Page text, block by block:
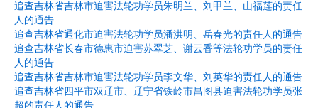
追查吉林省吉林市迫害法轮功学员朱明兰、刘甲兰、山福莲的责任
人的通告
追查吉林省通化市迫害法轮功学员潘洪明、岳春光的责任人的通告
追查吉林省长春市德惠市迫害苏翠芝、谢云香等法轮功学员的责任
人的通告
追查吉林省吉林市迫害法轮功学员李文华、刘英华的责任人的通告
追查吉林省四平市双辽市、辽宁省铁岭市昌图县迫害法轮功学员张
超的责任人的通告